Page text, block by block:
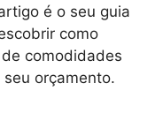
é o seu guia
como
comodidades
orçamento.